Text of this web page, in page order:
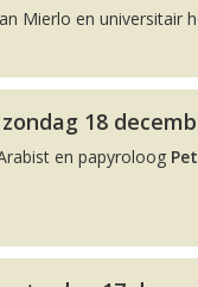
Mierlo en
18
en papyroloog